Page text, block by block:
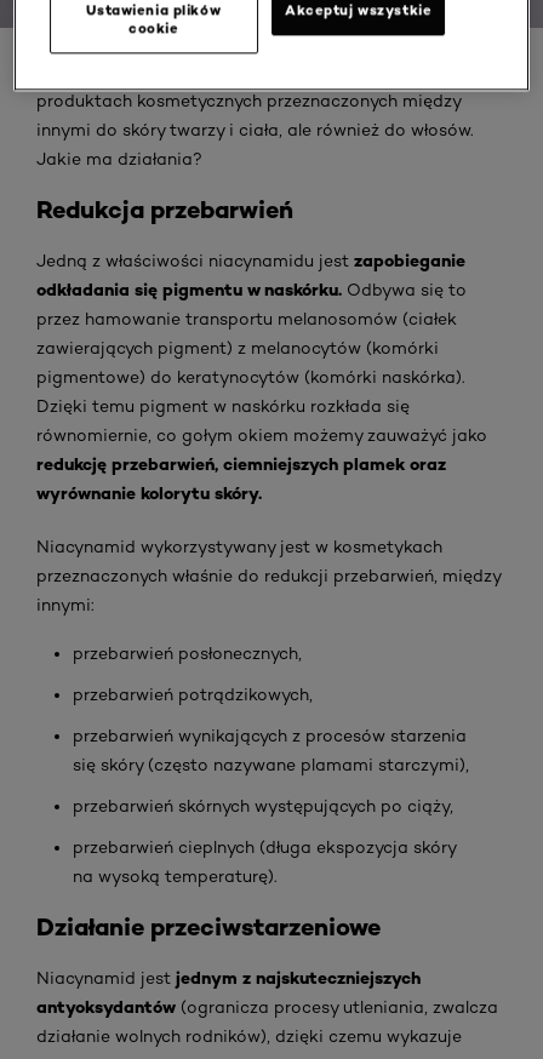
produktach kosmetycznych przeznaczonych między
innymi do skóry twarzy i ciała, ale również do włosów.
Jakie ma działania?
Redukcja przebarwień
Jedną z właściwości niacynamidu jest zapobieganie
odkładania się pigmentu w naskórku. Odbywa się to
przez hamowanie transportu melanosomów (ciałek
zawierających pigment) z melanocytów (komórki
pigmentowe) do keratynocytów (komórki naskórka).
Dzięki temu pigment w naskórku rozkłada się
równomiernie, co gołym okiem możemy zauważyć jako
redukcję przebarwień, ciemniejszych plamek oraz
wyrównanie kolorytu skóry.
Niacynamid wykorzystywany jest w kosmetykach
przeznaczonych właśnie do redukcji przebarwień, między
innymi:
przebarwień posłonecznych,
przebarwień potrądzikowych,
przebarwień wynikających z procesów starzenia
się skóry (często nazywane plamami starczymi),
przebarwień skórnych występujących po ciąży,
przebarwień cieplnych (długa ekspozycja skóry
na wysoką temperaturę).
Działanie przeciwstarzeniowe
Niacynamid jest jednym z najskuteczniejszych
antyoksydantów (ogranicza procesy utleniania, zwalcza
działanie wolnych rodników), dzięki czemu wykazuje
Ustawienia plików
cookie
Akceptuj wszystkie